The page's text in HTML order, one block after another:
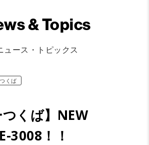
& Topics
ュース・トピックス
くば
つくば】NEW
3008！！